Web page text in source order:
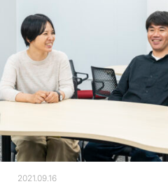
2021.09.16